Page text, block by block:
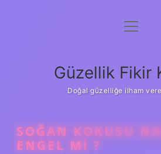
Anasayfa
Yasal Uyarı
menüyü
Güzellik Fikir
Doğal güzelliğe ilham
SOĞAN KOKUSU
ENGEL MI ?